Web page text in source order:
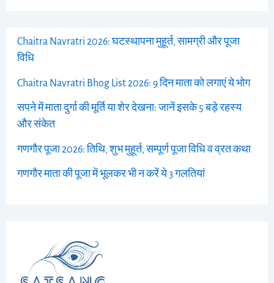
Chaitra Navratri 2026: घटस्थापना मुहूर्त, सामग्री और पूजा
विधि
Chaitra Navratri Bhog List 2026: 9 दिन माता को लगाएं ये भोग
सपने में माता दुर्गा की मूर्ति या शेर देखना: जानें इसके 5 बड़े रहस्य
और संकेत
गणगौर पूजा 2026: तिथि, शुभ मुहूर्त, सम्पूर्ण पूजा विधि व व्रत कथा
गणगौर माता की पूजा में भूलकर भी न करें ये 3 गलतियां